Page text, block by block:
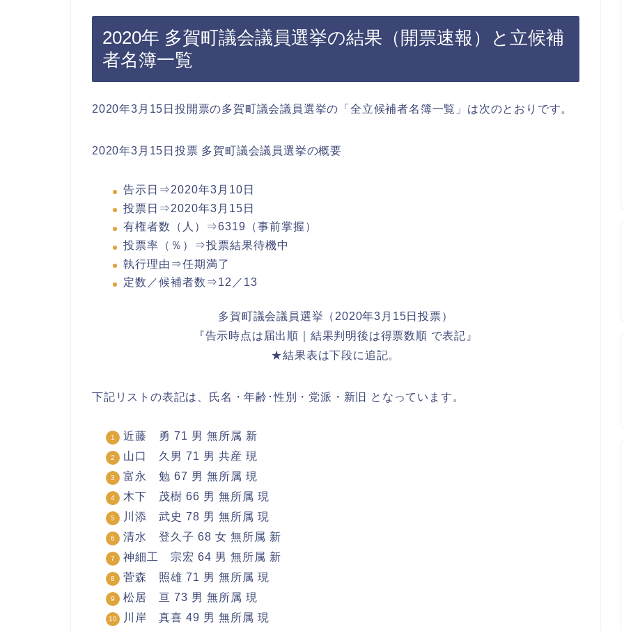
2020年 多賀町議会議員選挙の結果（開票速報）と立候補
者名簿一覧
2020年3月15日投開票の多賀町議会議員選挙の「全立候補者名簿一覧」は次のとおりです。
2020年3月15日投票 多賀町議会議員選挙の概要
告示日⇒2020年3月10日
投票日⇒2020年3月15日
有権者数（人）⇒6319（事前掌握）
投票率（％）⇒投票結果待機中
執行理由⇒任期満了
定数／候補者数⇒12／13
多賀町議会議員選挙（2020年3月15日投票）
『告示時点は届出順｜結果判明後は得票数順 で表記』
★結果表は下段に追記。
下記リストの表記は、氏名・年齢･性別・党派・新旧 となっています。
近藤 勇 71 男 無所属 新
山口 久男 71 男 共産 現
富永 勉 67 男 無所属 現
木下 茂樹 66 男 無所属 現
川添 武史 78 男 無所属 現
清水 登久子 68 女 無所属 新
神細工 宗宏 64 男 無所属 新
菅森 照雄 71 男 無所属 現
松居 亘 73 男 無所属 現
川岸 真喜 49 男 無所属 現